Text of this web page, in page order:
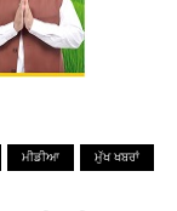
ਮੀਡੀਆ ਮੁੱਖ ਖਬਰਾਂ